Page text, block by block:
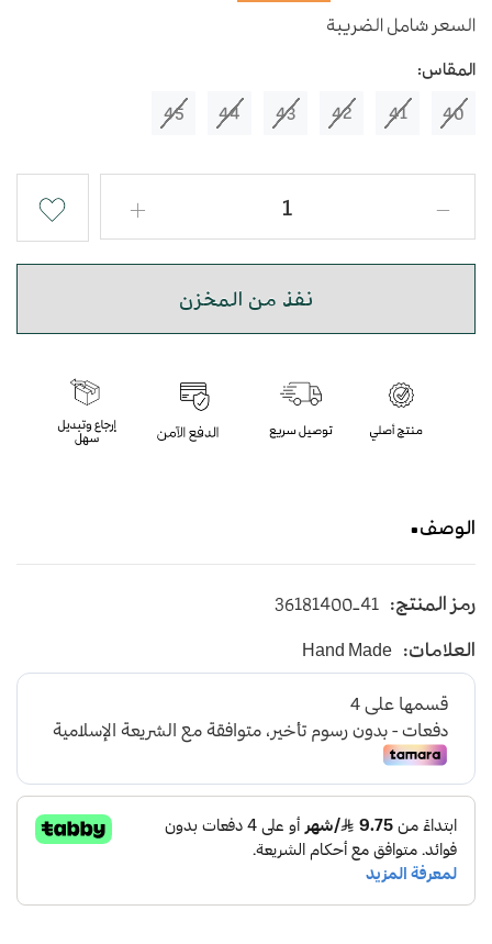
السعر شامل الضريبة
المقاس:
40
41
42
43
44
45
نفذ من المخزن
الوصف
يأتي بأرضية متوسطة الإرتفاع باللون الكحلي
و طبقة اسفنجية عالية الجودة لتعطي شعور بالراحة
ومقاومة الإنزلاق و التآكل
رمز المنتج: 36181400-41
العلامات: Hand Made